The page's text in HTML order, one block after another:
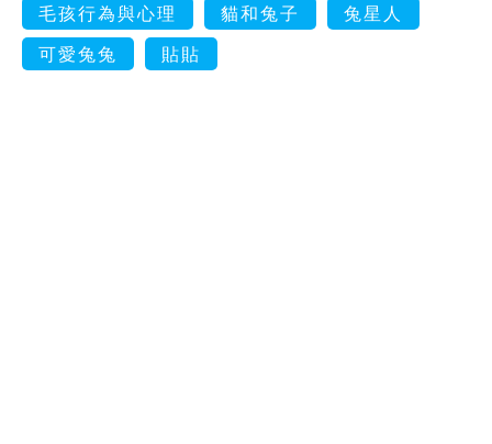
毛孩行為與心理
貓和兔子
兔星人
可愛兔兔
貼貼